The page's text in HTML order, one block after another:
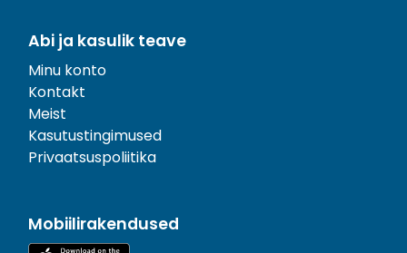
Abi ja kasulik teave
Minu konto
Kontakt
Meist
Kasutustingimused
Privaatsuspoliitika
Mobiilirakendused